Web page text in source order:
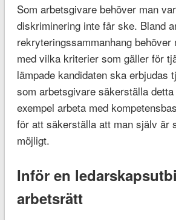
Som arbetsgivare behöver man
diskriminering inte får ske. Bland
rekryteringssammanhang
med vilka kriterier som gäller för
lämpade kandidaten ska erbjudas
som arbetsgivare säkerställa
exempel arbeta med
för att säkerställa att man själv är
möjligt.
Inför en
arbetsrätt